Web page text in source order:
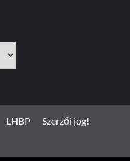
LHBP Szerzői jog!